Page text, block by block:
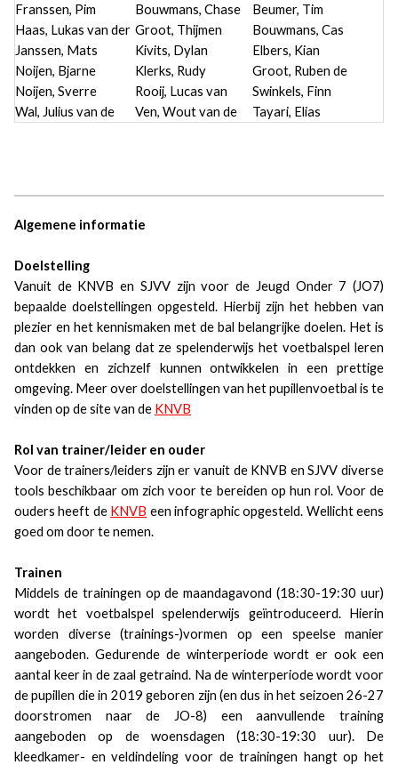
Franssen, Pim
Bouwmans, Chase
Beumer, Tim
Haas, Lukas van der Groot, Thijmen
Bouwmans, Cas
Janssen, Mats
Kivits, Dylan
Elbers, Kian
Noijen, Bjarne
Klerks, Rudy
Groot, Ruben de
Noijen, Sverre
Rooij, Lucas van
Swinkels, Finn
Wal, Julius van de
Ven, Wout van de Tayari, Elias
Algemene informatie
Doelstelling
Vanuit de KNVB en SJVV zijn voor de Jeugd Onder 7 (JO7)
bepaalde doelstellingen opgesteld. Hierbij zijn het hebben van
plezier en het kennismaken met de bal belangrijke doelen. Het is
dan ook van belang dat ze spelenderwijs het voetbalspel leren
ontdekken en zichzelf kunnen ontwikkelen in een prettige
omgeving. Meer over doelstellingen van het pupillenvoetbal is te
vinden op de site van de KNVB
Rol van trainer/leider en ouder
Voor de trainers/leiders zijn er vanuit de KNVB en SJVV diverse
tools beschikbaar om zich voor te bereiden op hun rol. Voor de
ouders heeft de KNVB een infographic opgesteld. Wellicht eens
goed om door te nemen.
Trainen
Middels de trainingen op de maandagavond (18:30-19:30 uur)
wordt het voetbalspel spelenderwijs geïntroduceerd. Hierin
worden diverse (trainings-)vormen op een speelse manier
aangeboden. Gedurende de winterperiode wordt er ook een
aantal keer in de zaal getraind. Na de winterperiode wordt voor
de pupillen die in 2019 geboren zijn (en dus in het seizoen 26-27
doorstromen naar de JO-8) een aanvullende training
aangeboden op de woensdagen (18:30-19:30 uur). De
kleedkamer- en veldindeling voor de trainingen hangt op het